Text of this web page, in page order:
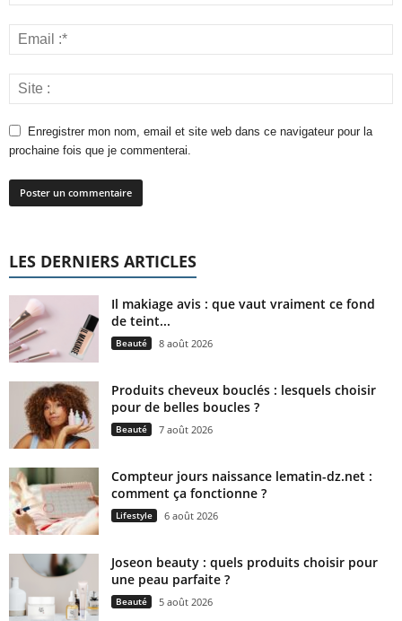
Enregistrer mon nom, email et site web dans ce navigateur pour la
prochaine fois que je commenterai.
LES DERNIERS ARTICLES
Il makiage avis : que vaut vraiment ce fond
de teint...
Beauté 8 août 2026
Produits cheveux bouclés : lesquels choisir
pour de belles boucles ?
Beauté 7 août 2026
Compteur jours naissance lematin-dz.net :
comment ça fonctionne ?
Lifestyle 6 août 2026
Joseon beauty : quels produits choisir pour
une peau parfaite ?
Beauté 5 août 2026